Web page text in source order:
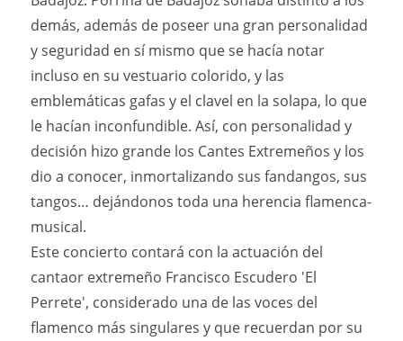
demás, además de poseer una gran personalidad
y seguridad en sí mismo que se hacía notar
incluso en su vestuario colorido, y las
emblemáticas gafas y el clavel en la solapa, lo que
le hacían inconfundible. Así, con personalidad y
decisión hizo grande los Cantes Extremeños y los
dio a conocer, inmortalizando sus fandangos, sus
tangos… dejándonos toda una herencia flamenca-
musical.
Este concierto contará con la actuación del
cantaor extremeño Francisco Escudero 'El
Perrete', considerado una de las voces del
flamenco más singulares y que recuerdan por su